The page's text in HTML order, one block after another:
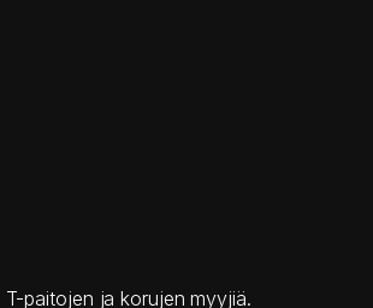
paitojen ja korujen myyjiä.